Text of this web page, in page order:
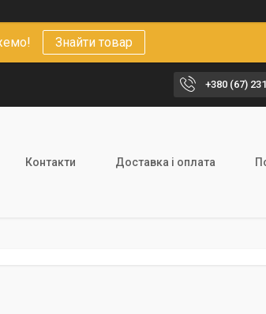
Знайти товар
+380 (67)
Контакти Доставка і оплата